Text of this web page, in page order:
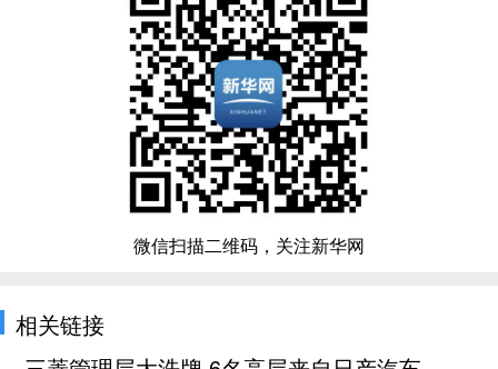
微信扫描二维码，关注新华网
相关链接